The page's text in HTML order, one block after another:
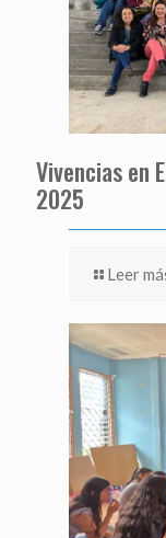
Vivencias en
2025
Leer